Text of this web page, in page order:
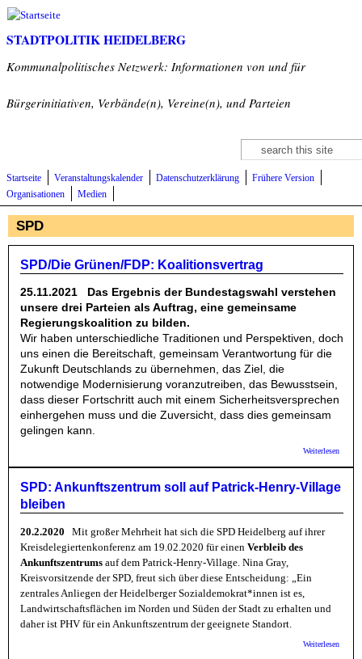
Direkt zum Inhalt
STADTPOLITIK HEIDELBERG
Kommunalpolitisches Netzwerk: Informationen von und für
Bürgerinitiativen, Verbände(n), Vereine(n), und Parteien
Suchformular
Suche
Startseite Veranstaltungskalender Datenschutzerklärung
Frühere Version
Organisationen
Medien
SPD
SPD/Die Grünen/FDP: Koalitionsvertrag
25.11.2021
Das Ergebnis der Bundestagswahl verstehen
unsere drei Parteien als Auftrag, eine gemeinsame
Regierungskoalition zu bilden.
Wir haben unterschiedliche Traditionen und Perspektiven, doch
uns einen die Bereitschaft, gemeinsam Verantwortung für die
Zukunft Deutschlands zu übernehmen, das Ziel, die
notwendige Modernisierung voranzutreiben, das Bewusstsein,
dass dieser Fortschritt auch mit einem Sicherheitsversprechen
einhergehen muss und die Zuversicht, dass dies gemeinsam
gelingen kann.
Weiterlesen
SPD: Ankunftszentrum soll auf Patrick-Henry-Village
bleiben
20.2.2020 Mit großer Mehrheit hat sich die SPD Heidelberg auf ihrer
Kreisdelegiertenkonferenz am 19.02.2020 für einen Verbleib des
Ankunftszentrums auf dem Patrick-Henry-Village. Nina Gray,
Kreisvorsitzende der SPD, freut sich über diese Entscheidung: „Ein
zentrales Anliegen der Heidelberger Sozialdemokrat*innen ist es,
Landwirtschaftsflächen im Norden und Süden der Stadt zu erhalten und
daher ist PHV für ein Ankunftszentrum der geeignete Standort.
Weiterlesen